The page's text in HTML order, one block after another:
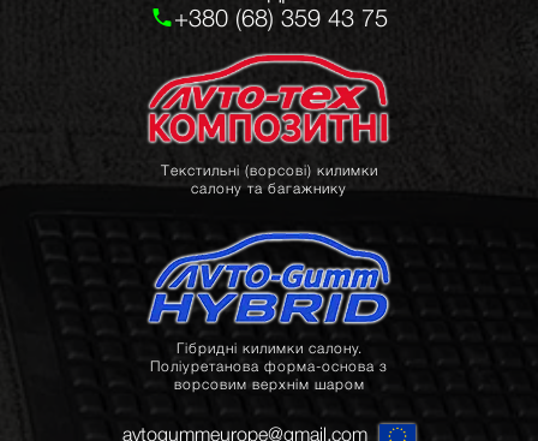
+380 (68) 359 43 75
Текстильні (ворсові) килимки
салону та багажнику
Гібридні килимки салону.
Поліуретанова форма-основа з
ворсовим верхнім шаром
avtogummeurope@gmail.com